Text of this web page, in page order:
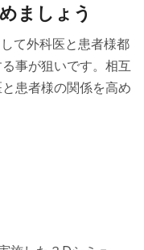
ましょう
て外科医と患者様都
事が狙いです。相互
患者様の関係を高め